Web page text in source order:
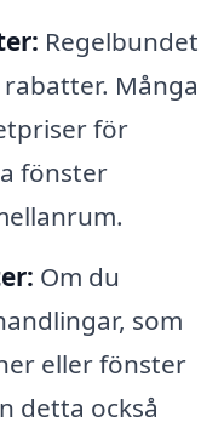
Regelbundet
Många
för
fönster
Om du
som
eller fönster
detta också